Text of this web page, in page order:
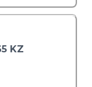
KZ